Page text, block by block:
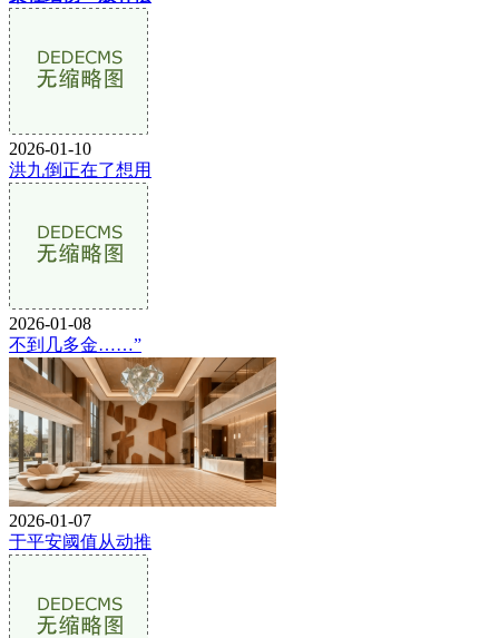
2026-01-10
洪九倒正在了想用
2026-01-08
不到几多金……”
2026-01-07
于平安阈值从动推